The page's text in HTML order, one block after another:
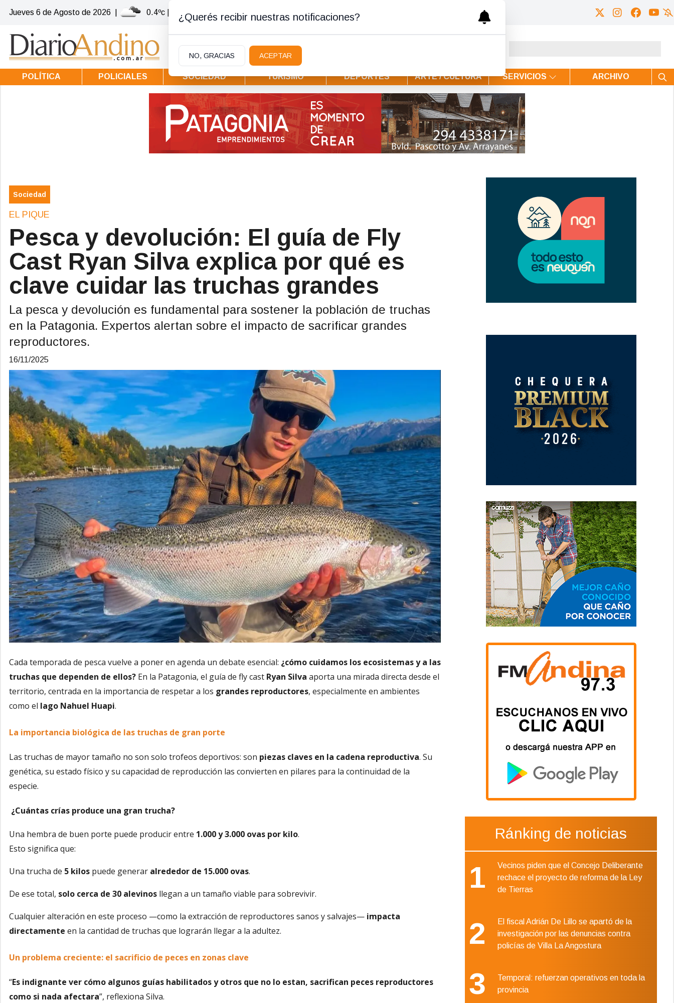
Jueves 6 de Agosto de 2026 0.4ºc | Villa la Angostura
POLÍTICA POLICIALES SOCIEDAD TURISMO DEPORTES ARTE / CULTURA SERVICIOS ARCHIVO
Sociedad
EL PIQUE
Pesca y devolución: El guía de Fly
Cast Ryan Silva explica por qué es
clave cuidar las truchas grandes
La pesca y devolución es fundamental para sostener la población de truchas
en la Patagonia. Expertos alertan sobre el impacto de sacrificar grandes
reproductores.
16/11/2025
Cada temporada de pesca vuelve a poner en agenda un debate esencial: ¿cómo cuidamos los ecosistemas y a las
truchas que dependen de ellos? En la Patagonia, el guía de fly cast Ryan Silva aporta una mirada directa desde el
territorio, centrada en la importancia de respetar a los grandes reproductores, especialmente en ambientes
como el lago Nahuel Huapi.
La importancia biológica de las truchas de gran porte
Las truchas de mayor tamaño no son solo trofeos deportivos: son piezas claves en la cadena reproductiva. Su
genética, su estado físico y su capacidad de reproducción las convierten en pilares para la continuidad de la
especie.
¿Cuántas crías produce una gran trucha?
Una hembra de buen porte puede producir entre 1.000 y 3.000 ovas por kilo.
Esto significa que:
Una trucha de 5 kilos puede generar alrededor de 15.000 ovas.
De ese total, solo cerca de 30 alevinos llegan a un tamaño viable para sobrevivir.
Cualquier alteración en este proceso —como la extracción de reproductores sanos y salvajes— impacta
directamente en la cantidad de truchas que lograrán llegar a la adultez.
Un problema creciente: el sacrificio de peces en zonas clave
“Es indignante ver cómo algunos guías habilitados y otros que no lo estan, sacrifican peces reproductores
como si nada afectara”, reflexiona Silva.
Ránking de noticias
1
Vecinos piden que el Concejo Deliberante
rechace el proyecto de reforma de la Ley
de Tierras
2
El fiscal Adrián De Lillo se apartó de la
investigación por las denuncias contra
policías de Villa La Angostura
3
Temporal: refuerzan operativos en toda la
provincia
¿Querés recibir nuestras notificaciones?
NO, GRACIAS ACEPTAR